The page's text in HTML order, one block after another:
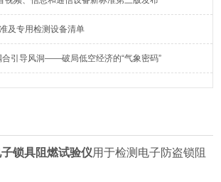
及专用检测设备清单
合引导风洞——破局低空经济的“气象密码”
锁具阻燃试验仪用于检测电子防盗锁阻